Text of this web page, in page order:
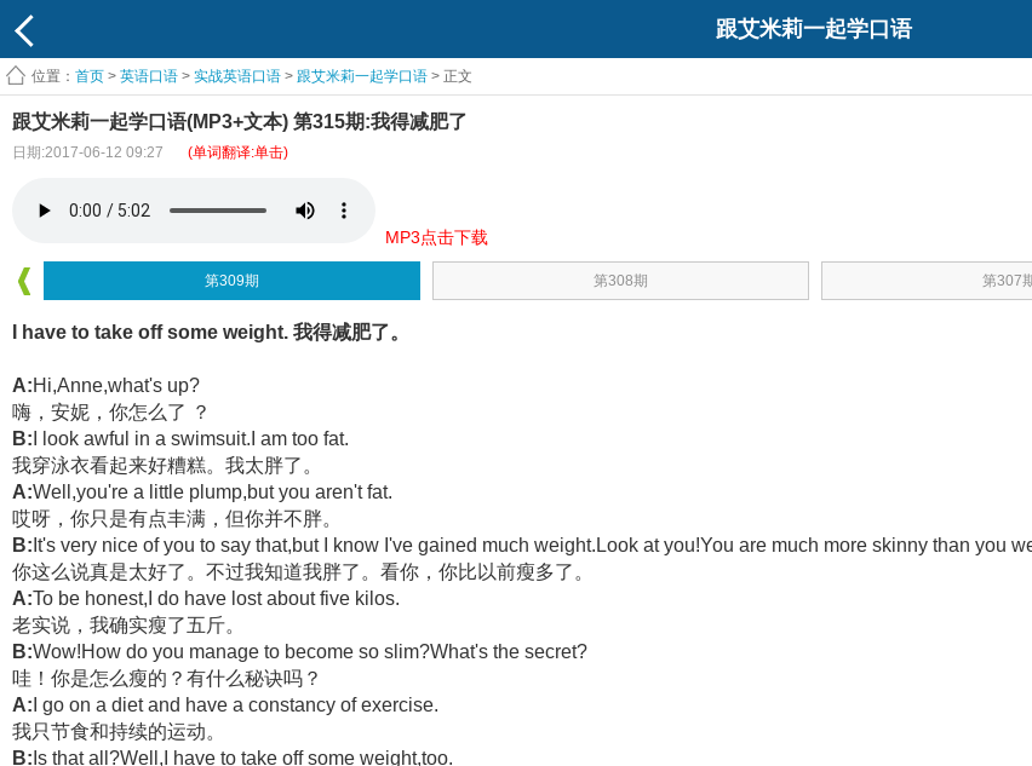
跟艾米莉一起学口语
位置： 首页 > 英语口语 > 实战英语口语 > 跟艾米莉一起学口语 > 正文
跟艾米莉一起学口语(MP3+文本) 第315期:我得减肥了
日期:2017-06-12 09:27 (单词翻译:单击)
MP3点击下载
第309期 第308期 第307
I have to take off some weight. 我得减肥了。
A:Hi,Anne,what's up?
嗨，安妮，你怎么了 ？
B: I look awful in a swimsuit.I am too fat.
我穿泳衣看起来好糟糕。我太胖了。
A:Well,you're a little plump,but you aren't fat.
哎呀，你只是有点丰满，但你并不胖。
B: It's very nice of you to say that,but I know I've gained much weight.Look at you!You are much more skinny than you
你这么说真是太好了。不过我知道我胖了。看你，你比以前瘦多了。
A:To be honest,I do have lost about five kilos.
老实说，我确实瘦了五斤。
B:Wow!How do you manage to become so slim?What's the secret?
哇！你是怎么瘦的？有什么秘诀吗？
A: I go on a diet and have a constancy of exercise.
我只节食和持续的运动。
B: Is that all?Well,I have to take off some weight,too.